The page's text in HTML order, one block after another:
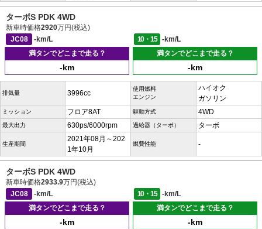
ターボS PDK 4WD
新車時価格2920万円(税込)
JC08
-km/L 10・15
-km/L
満タンでどこまで走る？
-km
満タンでどこまで走る？
-km
排気量 3996cc
使用燃料
エンジン
ハイオク
ガソリン
ミッション フロア8AT 駆動方式 4WD
最大出力 630ps/6000rpm 過給器（ターボ） ターボ
生産期間
2021年08月～202
1年10月
燃費性能 -
ターボS PDK 4WD
新車時価格2933.9万円(税込)
JC08
-km/L 10・15
-km/L
満タンでどこまで走る？
-km
満タンでどこまで走る？
-km